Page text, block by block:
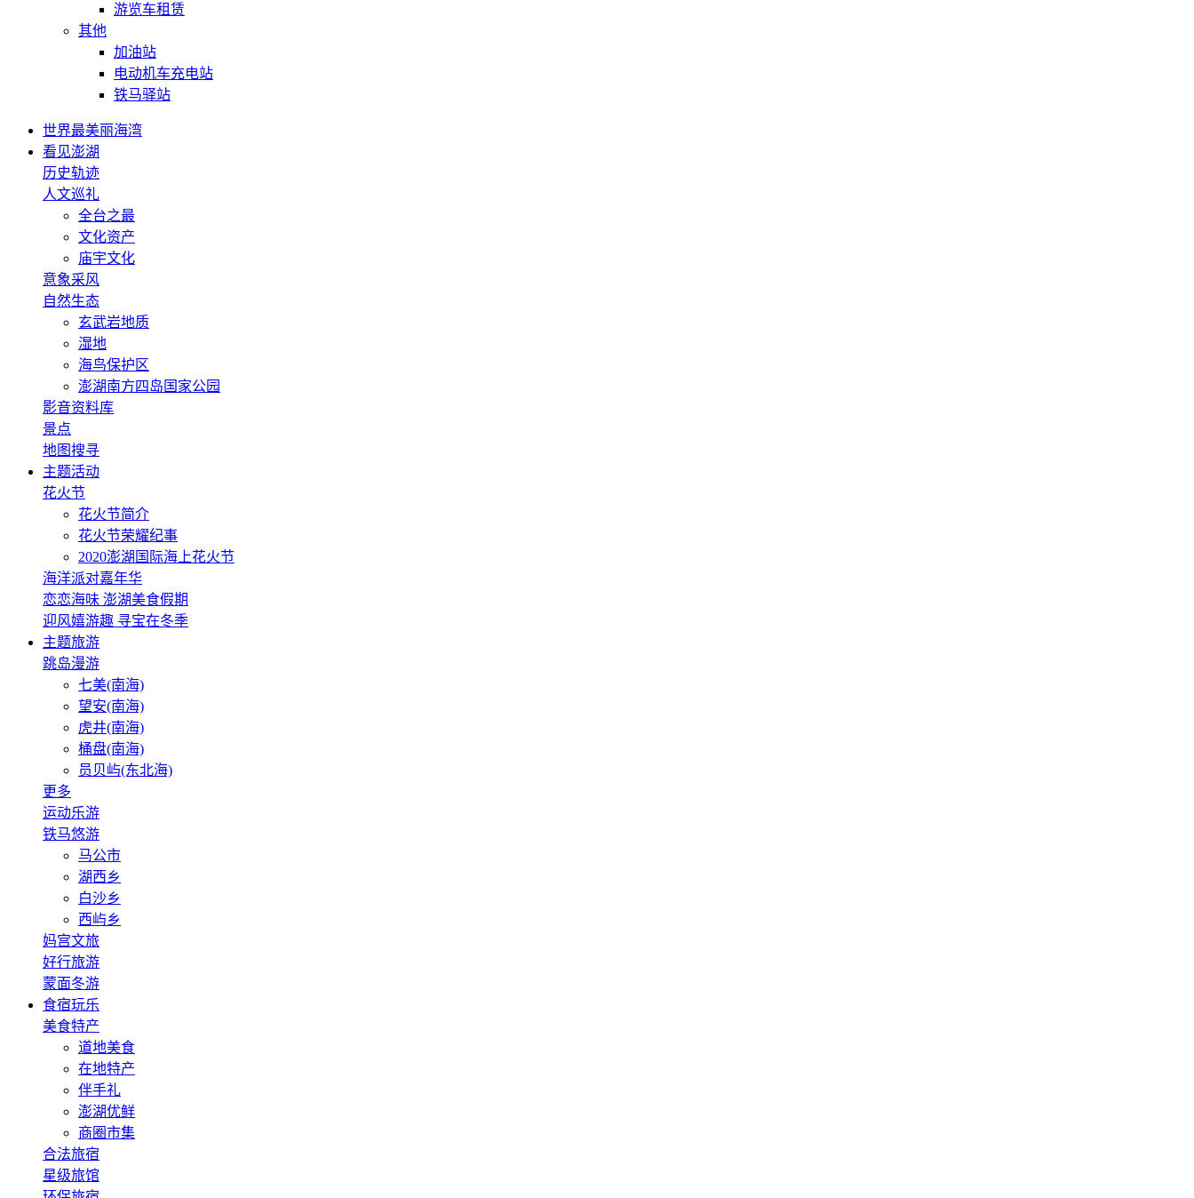
游览车租赁
其他
加油站
电动机车充电站
铁马驿站
世界最美丽海湾
看见澎湖
历史轨迹
人文巡礼
全台之最
文化资产
庙宇文化
意象采风
自然生态
玄武岩地质
湿地
海鸟保护区
澎湖南方四岛国家公园
影音资料库
景点
地图搜寻
主题活动
花火节
花火节简介
花火节荣耀纪事
2020澎湖国际海上花火节
海洋派对嘉年华
恋恋海味 澎湖美食假期
迎风嬉游趣 寻宝在冬季
主题旅游
跳岛漫游
七美(南海)
望安(南海)
虎井(南海)
桶盘(南海)
员贝屿(东北海)
更多
运动乐游
铁马悠游
马公市
湖西乡
白沙乡
西屿乡
妈宫文旅
好行旅游
蒙面冬游
食宿玩乐
美食特产
道地美食
在地特产
伴手礼
澎湖优鲜
商圈市集
合法旅宿
星级旅馆